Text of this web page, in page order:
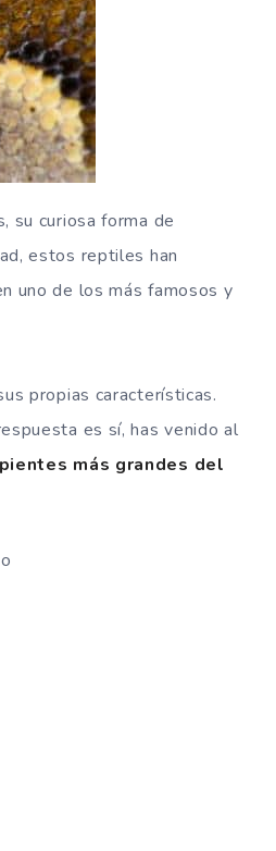
su curiosa forma de
estos reptiles han
uno de los más famosos y
propias características.
es sí, has venido al
más grandes del